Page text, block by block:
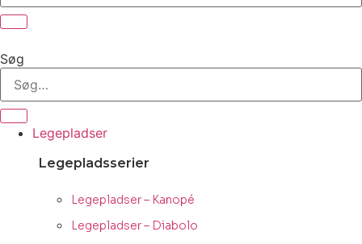
Søg
Legepladser
Legepladsserier
Legepladser – Kanopé
Legepladser – Diabolo